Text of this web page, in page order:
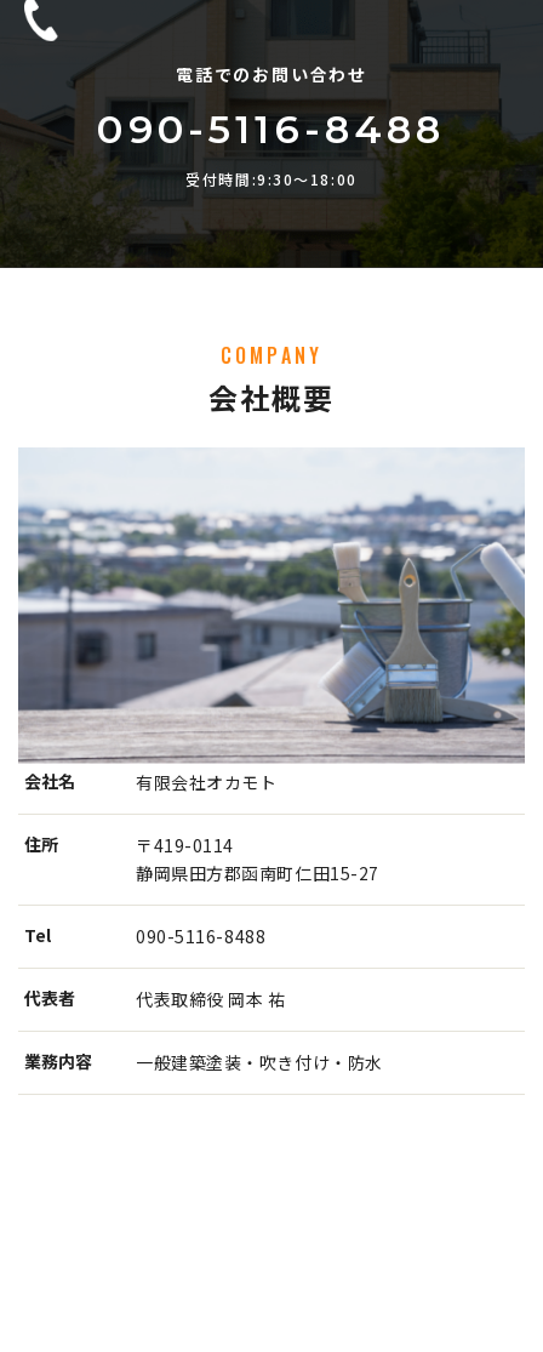
電話でのお問い合わせ
090-5116-8488
受付時間:9:30〜18:00
COMPANY
会社概要
会社名 有限会社オカモト
住所
〒419-0114
静岡県田方郡函南町仁田15-27
Tel 090-5116-8488
代表者 代表取締役 岡本 祐
業務内容 一般建築塗装・吹き付け・防水